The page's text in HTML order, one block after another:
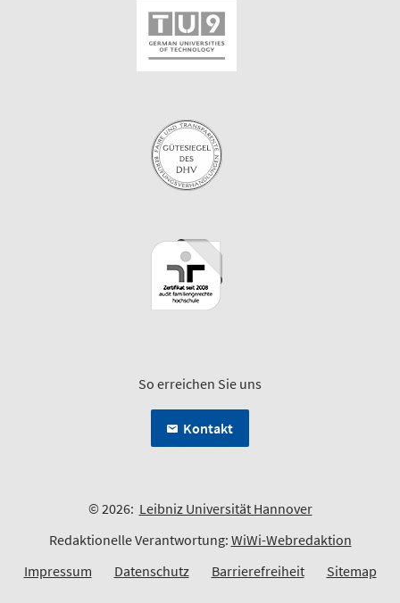
So erreichen Sie uns
Kontakt
© 2026: Leibniz Universität Hannover
Redaktionelle Verantwortung: WiWi-Webredaktion
Impressum
Datenschutz Barrierefreiheit Sitemap